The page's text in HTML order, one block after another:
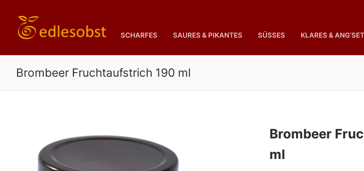
Inhalt
springen
SCHARFES SAURES & PIKANTES SÜSSES KLARES &
Brombeer Fruchtaufstrich 190 ml
Brombeer
ml